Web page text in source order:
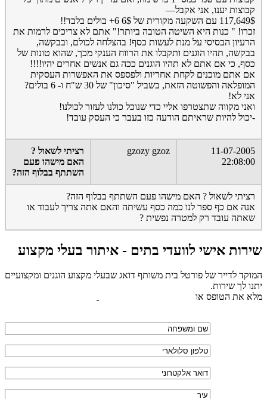
קבוצות יענו, אני אקבל—
117,649$ עם השקעה מקורית של 6$ 6+ בולים בלבד!!
זכרו! " כנות היא השיטה הטובה ביותר!" אתם לא צריכים לרמות את
הרעיון הבסיסי על מנת לעשות כסף! בהצלחה לכולם, ובבקשה,
בבקשה, תהיו הוגנים ותקבלו את הרווח הענקי מכך, שהוא טונות של
כסף, כי אם אתם לא תהיו הוגנים ככה גם אנשים אחרים יהיו!!!!
אם אתם מוכנים לקחת אחריות ולפספס את האפשרות העסקית
המופלאה והפשוטה הזאת, בשביל "סיכון" של 30 ש"ח ו- 6 בולים?
אני לא!
ואני מקווה שתצטרפו אליי כדי שנוכל כולנו לעזור לכולנו!
-יכול להיות שראיתם הודעה כזו בעבר כי העסק עובד!
11-07-2005
22:08:00
gzozy gzoz
רציתי לשאול ?
האם מישהו פעם
השתתף בבלוף הזה?
רציתי לשאול ? האם מישהו פעם השתתף בבלוף הזה?
אנה אם כף ספר לנו כמה כסף עשיתה והאם אתה צריך לעבוד או
שאתה עובד רק למטרה נפשית ?
שירות אישי לוועדי בתים - איתור בעלי מקצוע
המוקד לדייר של פורטל בית משותף דואג שבעלי מקצוע הוגנים ומקצועיים
יתנו לך שירות.
מלא את הטופס או